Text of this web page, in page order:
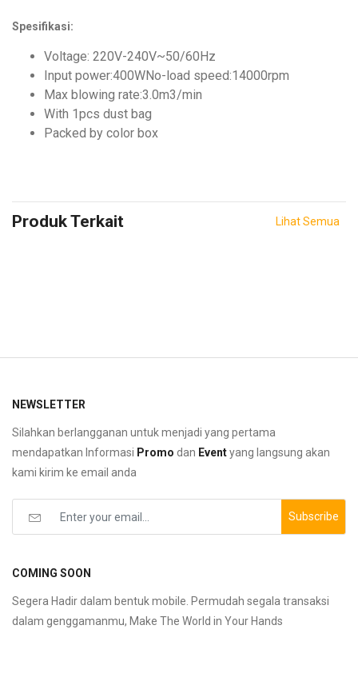
Spesifikasi:
Voltage: 220V-240V~50/60Hz
Input power:400WNo-load speed:14000rpm
Max blowing rate:3.0m3/min
With 1pcs dust bag
Packed by color box
Produk Terkait Lihat Semua
NEWSLETTER
Silahkan berlangganan untuk menjadi yang pertama
mendapatkan Informasi Promo dan Eventyang langsung akan
kami kirim ke email anda
Subscribe
COMING SOON
Segera Hadir dalam bentuk mobile. Permudah segala transaksi
dalam genggamanmu, Make The World in Your Hands